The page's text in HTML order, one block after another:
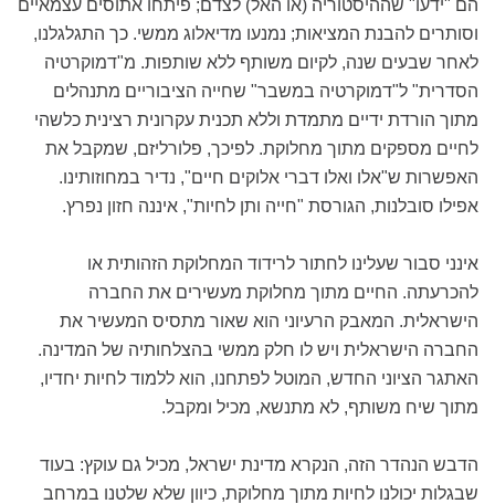
הם "ידעו" שההיסטוריה (או האל) לצדם; פיתחו אתוסים עצמאיים
וסותרים להבנת המציאות; נמנעו מדיאלוג ממשי. כך התגלגלנו,
לאחר שבעים שנה, לקיום משותף ללא שותפות. מ"דמוקרטיה
הסדרית" ל"דמוקרטיה במשבר" שחייה הציבוריים מתנהלים
מתוך הורדת ידיים מתמדת וללא תכנית עקרונית רצינית כלשהי
לחיים מספקים מתוך מחלוקת. לפיכך, פלורליזם, שמקבל את
האפשרות ש"אלו ואלו דברי אלוקים חיים", נדיר במחוזותינו.
אפילו סובלנות, הגורסת "חייה ותן לחיות", איננה חזון נפרץ.
אינני סבור שעלינו לחתור לרידוד המחלוקת הזהותית או
להכרעתה. החיים מתוך מחלוקת מעשירים את החברה
הישראלית. המאבק הרעיוני הוא שאור מתסיס המעשיר את
החברה הישראלית ויש לו חלק ממשי בהצלחותיה של המדינה.
האתגר הציוני החדש, המוטל לפתחנו, הוא ללמוד לחיות יחדיו,
מתוך שיח משותף, לא מתנשא, מכיל ומקבל.
הדבש הנהדר הזה, הנקרא מדינת ישראל, מכיל גם עוקץ: בעוד
שבגלות יכולנו לחיות מתוך מחלוקת, כיוון שלא שלטנו במרחב